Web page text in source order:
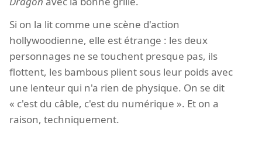
Si on la lit comme une scène d'action
hollywoodienne, elle est étrange : les deux
personnages ne se touchent presque pas, ils
flottent, les bambous plient sous leur poids avec
une lenteur qui n'a rien de physique. On se dit
« c'est du câble, c'est du numérique ». Et on a
raison, techniquement.